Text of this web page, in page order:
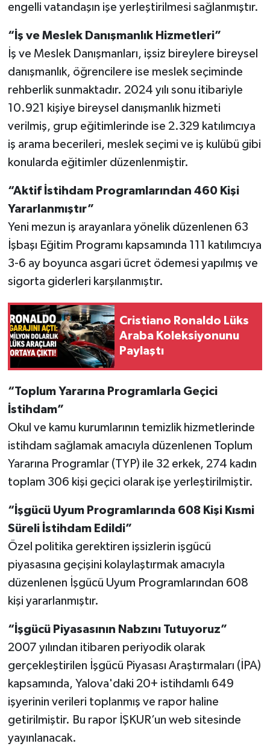
engelli vatandaşın işe yerleştirilmesi sağlanmıştır.
“İş ve Meslek Danışmanlık Hizmetleri”
İş ve Meslek Danışmanları, işsiz bireylere bireysel
danışmanlık, öğrencilere ise meslek seçiminde
rehberlik sunmaktadır. 2024 yılı sonu itibariyle
10.921 kişiye bireysel danışmanlık hizmeti
verilmiş, grup eğitimlerinde ise 2.329 katılımcıya
iş arama becerileri, meslek seçimi ve iş kulübü gibi
konularda eğitimler düzenlenmiştir.
“Aktif İstihdam Programlarından 460 Kişi
Yararlanmıştır”
Yeni mezun iş arayanlara yönelik düzenlenen 63
İşbaşı Eğitim Programı kapsamında 111 katılımcıya
3-6 ay boyunca asgari ücret ödemesi yapılmış ve
sigorta giderleri karşılanmıştır.
Cristiano Ronaldo Lüks
Araba Koleksiyonunu
Paylaştı
“Toplum Yararına Programlarla Geçici
İstihdam”
Okul ve kamu kurumlarının temizlik hizmetlerinde
istihdam sağlamak amacıyla düzenlenen Toplum
Yararına Programlar (TYP) ile 32 erkek, 274 kadın
toplam 306 kişi geçici olarak işe yerleştirilmiştir.
“İşgücü Uyum Programlarında 608 Kişi Kısmi
Süreli İstihdam Edildi”
Özel politika gerektiren işsizlerin işgücü
piyasasına geçişini kolaylaştırmak amacıyla
düzenlenen İşgücü Uyum Programlarından 608
kişi yararlanmıştır.
“İşgücü Piyasasının Nabzını Tutuyoruz”
2007 yılından itibaren periyodik olarak
gerçekleştirilen İşgücü Piyasası Araştırmaları (İPA)
kapsamında, Yalova'daki 20+ istihdamlı 649
işyerinin verileri toplanmış ve rapor haline
getirilmiştir. Bu rapor İŞKUR’un web sitesinde
yayınlanacak.